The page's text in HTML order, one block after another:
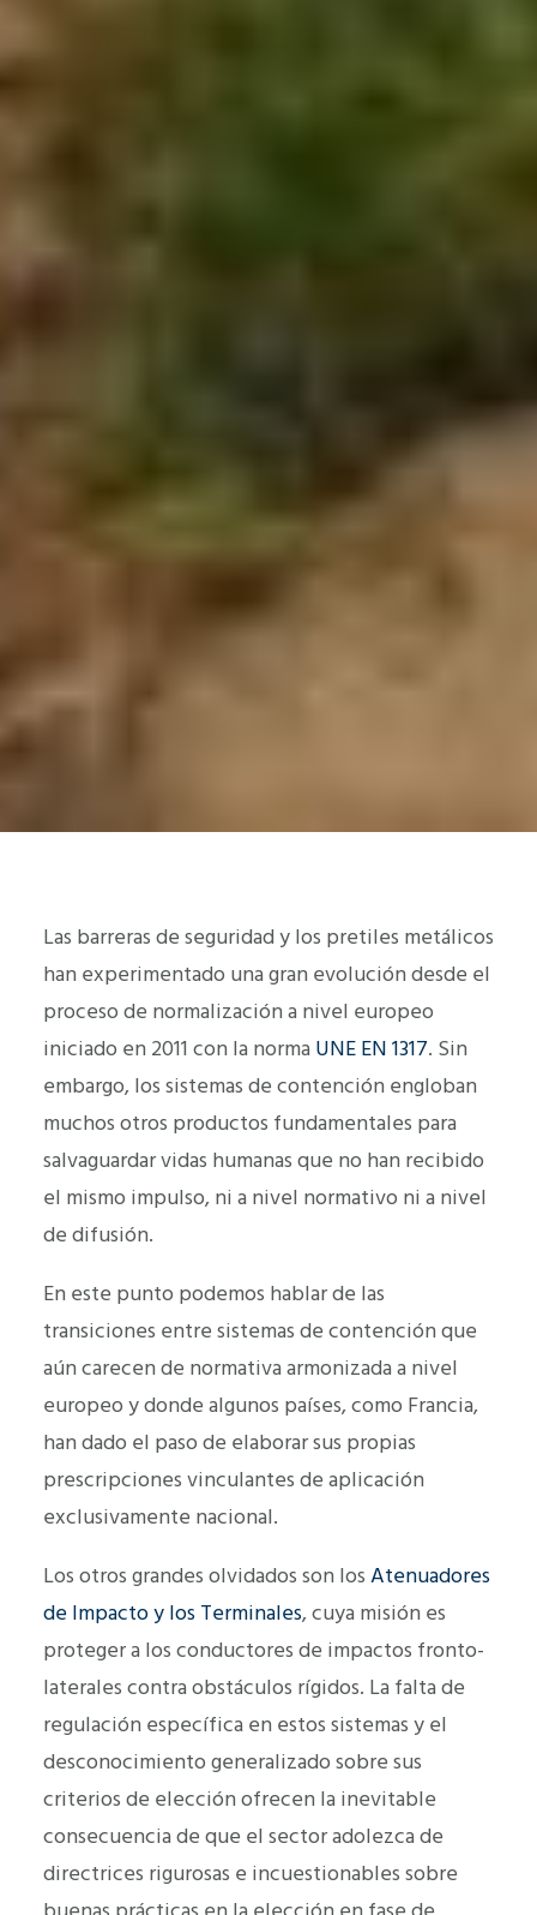
Las barreras de seguridad y los pretiles metálicos
han experimentado una gran evolución desde el
proceso de normalización a nivel europeo
iniciado en 2011 con la norma UNE EN 1317. Sin
embargo, los sistemas de contención engloban
muchos otros productos fundamentales para
salvaguardar vidas humanas que no han recibido
el mismo impulso, ni a nivel normativo ni a nivel
de difusión.
En este punto podemos hablar de las
transiciones entre sistemas de contención que
aún carecen de normativa armonizada a nivel
europeo y donde algunos países, como Francia,
han dado el paso de elaborar sus propias
prescripciones vinculantes de aplicación
exclusivamente nacional.
Los otros grandes olvidados son los Atenuadores
de Impacto y los Terminales, cuya misión es
proteger a los conductores de impactos fronto-
laterales contra obstáculos rígidos. La falta de
regulación específica en estos sistemas y el
desconocimiento generalizado sobre sus
criterios de elección ofrecen la inevitable
consecuencia de que el sector adolezca de
directrices rigurosas e incuestionables sobre